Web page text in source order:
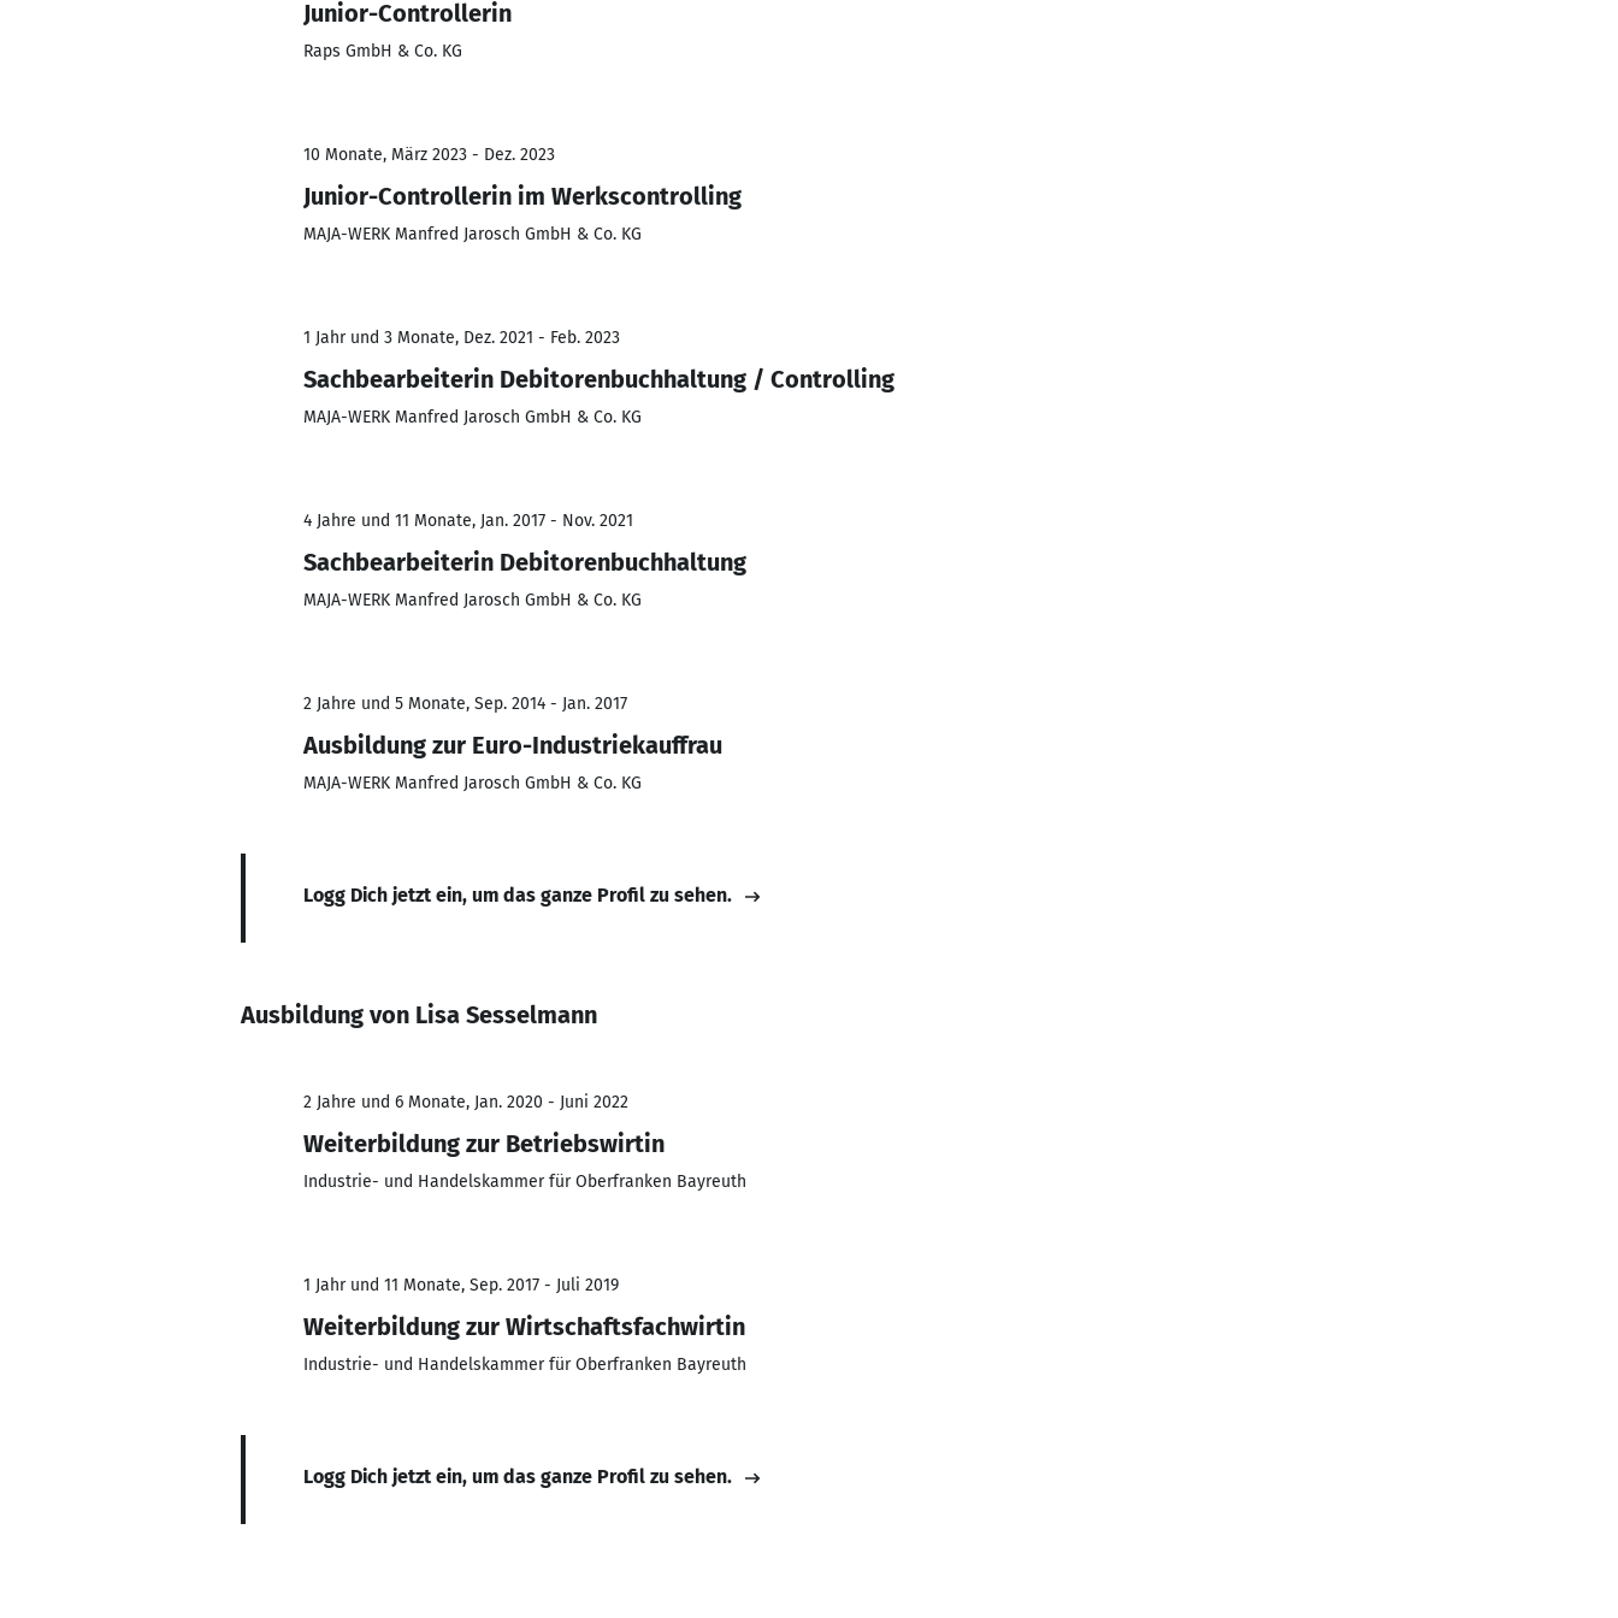
Junior-Controllerin
Raps GmbH & Co. KG
10 Monate, März 2023 - Dez. 2023
Junior-Controllerin im Werkscontrolling
MAJA-WERK Manfred Jarosch GmbH & Co. KG
1 Jahr und 3 Monate, Dez. 2021 - Feb. 2023
Sachbearbeiterin Debitorenbuchhaltung / Controlling
MAJA-WERK Manfred Jarosch GmbH & Co. KG
4 Jahre und 11 Monate, Jan. 2017 - Nov. 2021
Sachbearbeiterin Debitorenbuchhaltung
MAJA-WERK Manfred Jarosch GmbH & Co. KG
2 Jahre und 5 Monate, Sep. 2014 - Jan. 2017
Ausbildung zur Euro-Industriekauffrau
MAJA-WERK Manfred Jarosch GmbH & Co. KG
Logg Dich jetzt ein, um das ganze Profil zu sehen.
Ausbildung von Lisa Sesselmann
2 Jahre und 6 Monate, Jan. 2020 - Juni 2022
Weiterbildung zur Betriebswirtin
Industrie- und Handelskammer für Oberfranken Bayreuth
1 Jahr und 11 Monate, Sep. 2017 - Juli 2019
Weiterbildung zur Wirtschaftsfachwirtin
Industrie- und Handelskammer für Oberfranken Bayreuth
Logg Dich jetzt ein, um das ganze Profil zu sehen.